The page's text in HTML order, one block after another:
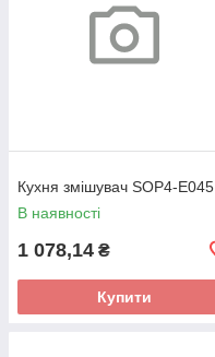
Кухня змішувач SOP4-E045
В наявності
1 078,14 ₴
Купити